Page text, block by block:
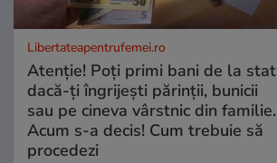
Libertateapentrufemei.ro
Atenție! Poți primi bani de la stat
dacă-ți îngrijești părinții, bunicii
sau pe cineva vârstnic din familie.
Acum s-a decis! Cum trebuie să
procedezi